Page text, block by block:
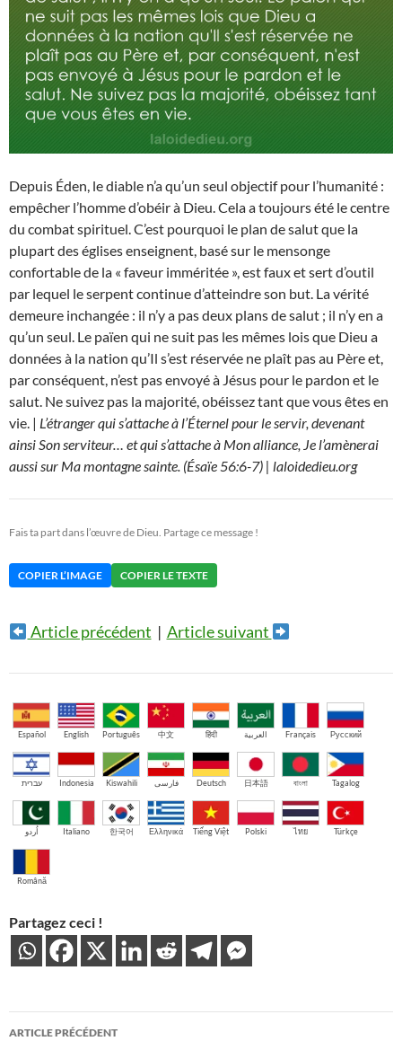
Depuis Éden, le diable n’a qu’un seul objectif pour l’humanité :
empêcher l’homme d’obéir à Dieu. Cela a toujours été le centre
du combat spirituel. C’est pourquoi le plan de salut que la
plupart des églises enseignent, basé sur le mensonge
confortable de la « faveur imméritée », est faux et sert d’outil
par lequel le serpent continue d’atteindre son but. La vérité
demeure inchangée : il n’y a pas deux plans de salut ; il n’y en a
qu’un seul. Le païen qui ne suit pas les mêmes lois que Dieu a
données à la nation qu’Il s’est réservée ne plaît pas au Père et,
par conséquent, n’est pas envoyé à Jésus pour le pardon et le
salut. Ne suivez pas la majorité, obéissez tant que vous êtes en
vie. | L’étranger qui s’attache à l’Éternel pour le servir, devenant
ainsi Son serviteur… et qui s’attache à Mon alliance, Je l’amènerai
aussi sur Ma montagne sainte. (Ésaïe 56:6-7) | laloidedieu.org
Fais ta part dans l’œuvre de Dieu. Partage ce message !
COPIER L’IMAGE COPIER LE TEXTE
Article précédent | Article suivant
Español English Português 中文 हिंदी العربية Français Русский
עברית Indonesia Kiswahili فارسی Deutsch 日本語 বাংলা Tagalog
اُردو Italiano 한국어 Ελληνικά Tiếng Việt Polski ไทย Türkçe
Română
Partagez ceci !
Navigation
ARTICLE PRÉCÉDENT